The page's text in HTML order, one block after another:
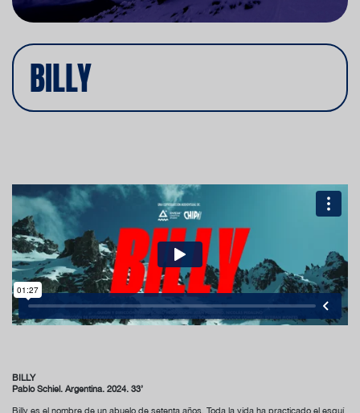
BILLY
BILLY
Pablo Schiel. Argentina. 2024. 33’
Billy es el nombre de un abuelo de setenta años. Toda la vida ha practicado el esquí